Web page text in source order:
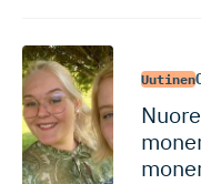
Uutinen